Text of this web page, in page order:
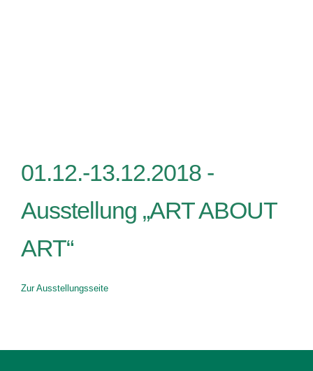
01.12.-13.12.2018 -
Ausstellung „ART ABOUT
ART“
Zur Ausstellungsseite